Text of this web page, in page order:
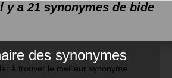
y a 21 synonymes de bide
des synonymes
à trouver le meilleur synonyme